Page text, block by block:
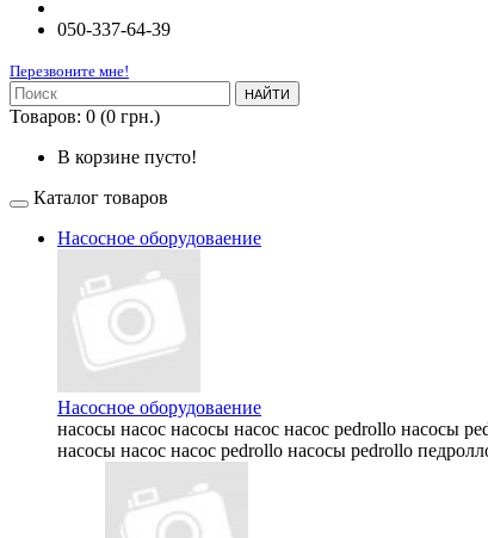
050-337-64-39
Перезвоните мне!
НАЙТИ
Товаров: 0 (0 грн.)
В корзине пусто!
Каталог товаров
Насосное оборудоваение
Насосное оборудоваение
насосы насос насосы насос насос pedrollo насосы
насосы насос насос pedrollo насосы pedrollo